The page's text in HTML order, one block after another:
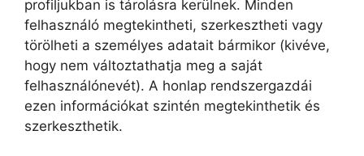
profiljukban is tárolásra kerülnek. Minden
felhasználó megtekintheti, szerkesztheti vagy
törölheti a személyes adatait bármikor (kivéve,
hogy nem változtathatja meg a saját
felhasználónevét). A honlap rendszergazdái
ezen információkat szintén megtekinthetik és
szerkeszthetik.